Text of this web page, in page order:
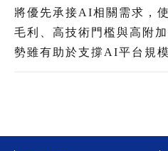
將優先承接AI相關需求，
毛利、高技術門檻與高附
勢雖有助於支撐AI平台規
進一步影響產能配置、交